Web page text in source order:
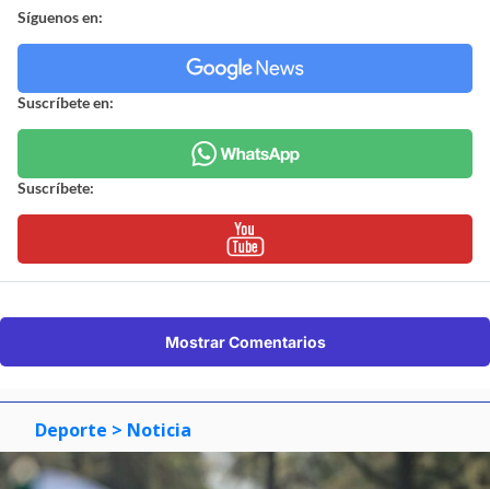
Síguenos en:
Suscríbete en:
Suscríbete:
Mostrar Comentarios
Deporte > Noticia